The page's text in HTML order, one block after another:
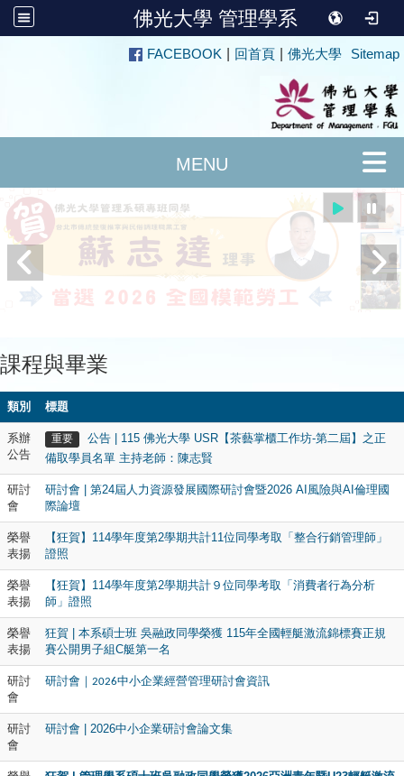
佛光大學 管理學系
:::
FACEBOOK 回首頁 佛光大學 Sitemap
課程與畢業
類別 標題
系辦
公告
重要
公告 | 115 佛光大學 USR【茶藝掌櫃工作坊-第二屆】之正
備取學員名單 主持老師：陳志賢
研討
會
研討會 | 第24屆人力資源發展國際研討會暨2026 AI風險與AI倫理國
際論壇
榮譽
表揚
【狂賀】114學年度第2學期共計11位同學考取「整合行銷管理師」
證照
榮譽
表揚
【狂賀】114學年度第2學期共計９位同學考取「消費者行為分析
師」證照
榮譽
表揚
狂賀 | 本系碩士班 吳融政同學榮獲 115年全國輕艇激流錦標賽正規
賽公開男子組C艇第一名
研討
會
研討會｜ 2026中小企業經營管理研討會資訊
研討
會
研討會 | 2026中小企業研討會論文集